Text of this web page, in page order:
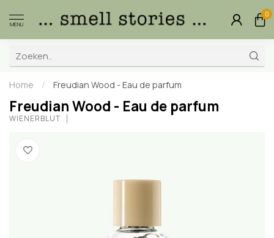
MENU
0
Home / Freudian Wood - Eau de parfum
Freudian Wood - Eau de parfum
WIENERBLUT